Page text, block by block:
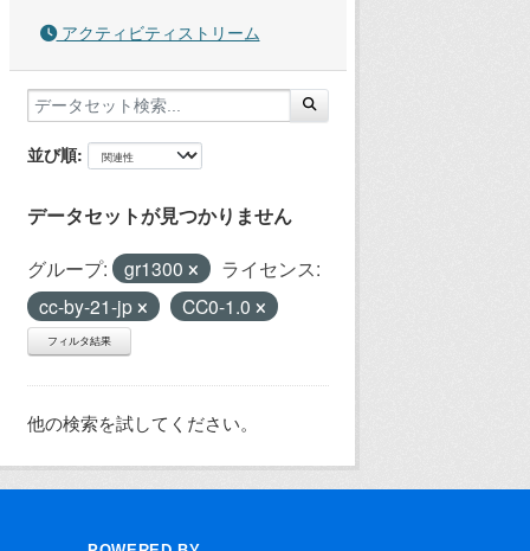
アクティビティストリーム
並び順
データセットが見つかりません
グループ: gr1300
ライセンス:
cc-by-21-jp
CC0-1.0
フィルタ結果
他の検索を試してください。